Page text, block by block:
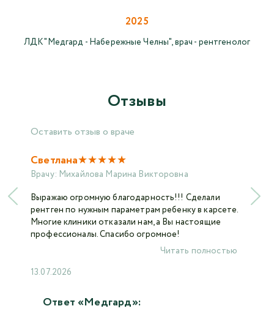
2025
ЛДК "Медгард - Набережные Челны", врач - рентгенолог
Отзывы
Оставить отзыв о враче
Светлана★★★★★
Врачу: Михайлова Марина Викторовна
Выражаю огромную благодарность!!! Сделали
рентген по нужным параметрам ребенку в карсете.
Многие клиники отказали нам, а Вы настоящие
профессионалы. Спасибо огромное!
13.07.2026
Читать полностью
Ответ «Медгард»: